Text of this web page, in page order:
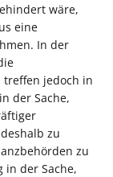
wäre,
eine
In der
treffen jedoch in
der Sache,
zu
zu
in der Sache,